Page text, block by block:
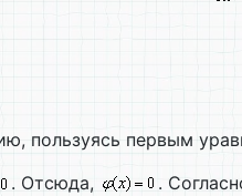
пользуясь первым
. Отсюда, .